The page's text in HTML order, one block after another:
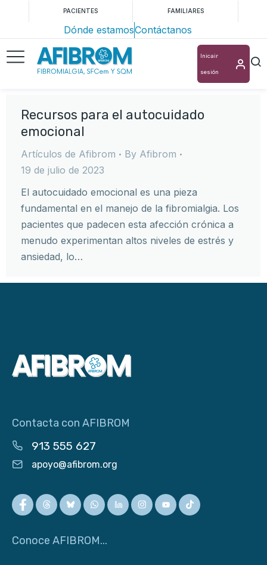
PACIENTES FAMILIARES
Dónde estamosContáctanos
Inicair
sesión
Recursos para el autocuidado
emocional
Artículos de Afibrom By Afibrom
19 de julio de 2023
El autocuidado emocional es una pieza
fundamental en el manejo de la fibromialgia. Los
pacientes que padecen esta afección crónica a
menudo experimentan altos niveles de estrés y
ansiedad, lo…
Contacta con AFIBROM
913 555 627
apoyo@afibrom.org
Conoce AFIBROM...